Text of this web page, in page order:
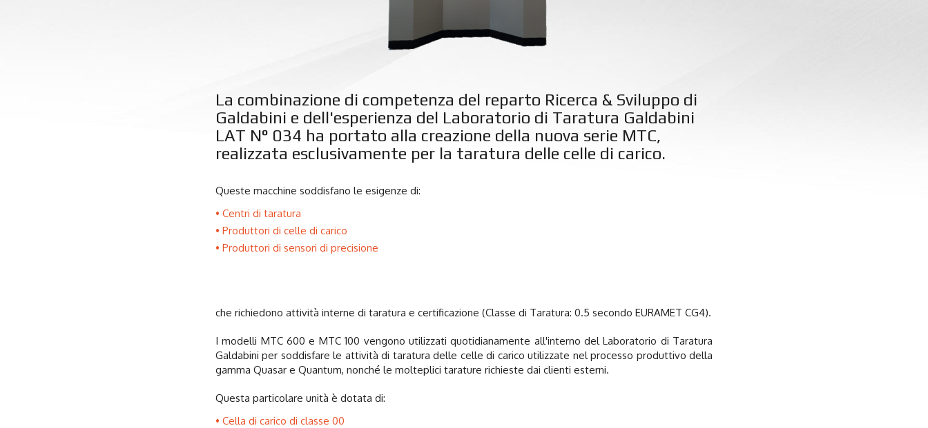
La combinazione di competenza del reparto Ricerca & Sviluppo di
Galdabini e dell'esperienza del Laboratorio di Taratura Galdabini
LAT N° 034 ha portato alla creazione della nuova serie MTC,
realizzata esclusivamente per la taratura delle celle di carico.
Queste macchine soddisfano le esigenze di:
Centri di taratura
Produttori di celle di carico
Produttori di sensori di precisione
che richiedono attività interne di taratura e certificazione (Classe di Taratura: 0.5 secondo EURAMET CG4).
I modelli MTC 600 e MTC 100 vengono utilizzati quotidianamente all'interno del Laboratorio di Taratura
Galdabini per soddisfare le attività di taratura delle celle di carico utilizzate nel processo produttivo della
gamma Quasar e Quantum, nonché le molteplici tarature richieste dai clienti esterni.
Questa particolare unità è dotata di:
Cella di carico di classe 00